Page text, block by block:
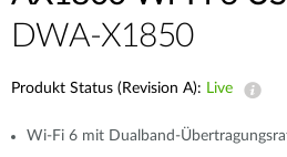
DWA-X1850
Produkt Status (Revision A): Live
Wi-Fi 6 mit Dualband-